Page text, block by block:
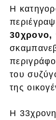
Η
30χρονο,
του
της
Η